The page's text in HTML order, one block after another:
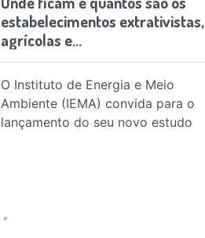
estabelecimentos extrativistas,
agrícolas e…
O Instituto de Energia e Meio
Ambiente (IEMA) convida para o
lançamento do seu novo estudo